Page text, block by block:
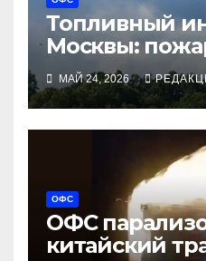
Топливный
Москвы:
«Второво»
столичные
МАЙ 24, 2026
ОФС
ОФС
китайский